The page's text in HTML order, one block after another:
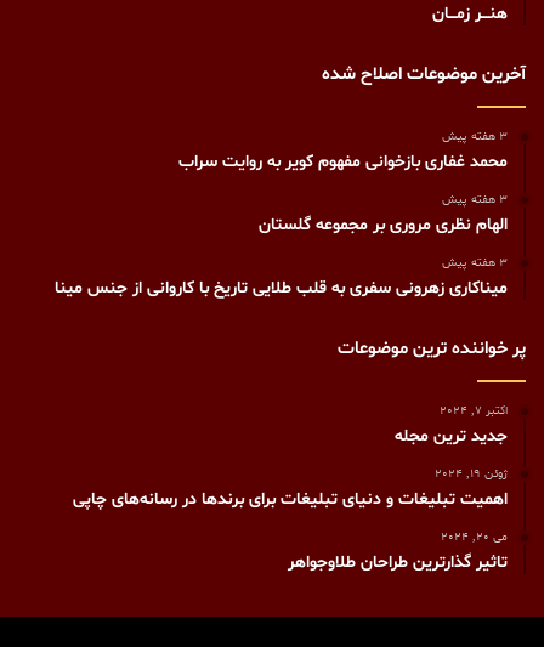
هنـــر زمـــان
آخرین موضوعات اصلاح شده
3 هفته پیش
محمد غفاری بازخوانی مفهوم کویر به روایت سراب
3 هفته پیش
الهام نظری مروری بر مجموعه گلستان
3 هفته پیش
میناکاری زهرونی سفری به قلب طلایی تاریخ با کاروانی از جنس مینا
پر خواننده ترین موضوعات
اکتبر 7, 2024
جدید ترین مجله
ژوئن 19, 2024
اهمیت تبلیغات و دنیای تبلیغات برای برندها در رسانه‌های چاپی
می 20, 2024
تاثیر گذارترین طراحان طلاوجواهر